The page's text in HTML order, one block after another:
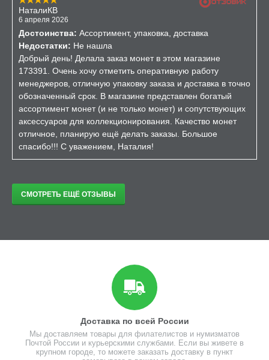
НаталиКВ
6 апреля 2026
Достоинства: Ассортимент, упаковка, доставка
Недостатки: Не нашла
Добрый день! Делала заказ монет в этом магазине
173391. Очень хочу отметить оперативную работу
менеджеров, отличную упаковку заказа и доставка в точно
обозначенный срок. В магазине представлен богатый
ассортимент монет (и не только монет) и сопутствующих
аксессуаров для коллекционирования. Качество монет
отличное, планирую ещё делать заказы. Большое
спасибо!!! С уважением, Наталия!
СМОТРЕТЬ ЕЩЁ ОТЗЫВЫ
Доставка по всей России
Мы доставляем товары для филателистов и нумизматов
Почтой России и курьерскими службами. Если вы живете в
крупном городе, то можете заказать доставку в пункт